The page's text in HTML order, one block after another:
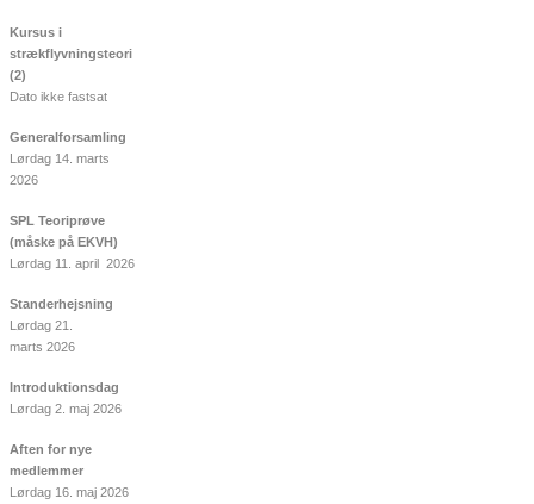
Kursus i
strækflyvningsteori
(2)
Dato ikke fastsat
Generalforsamling
Lørdag 14. marts
2026
SPL Teoriprøve
(måske på EKVH)
Lørdag 11. april 2026
Standerhejsning
Lørdag 21.
marts 2026
Introduktionsdag
Lørdag 2. maj 2026
Aften for nye
medlemmer
Lørdag 16. maj 2026